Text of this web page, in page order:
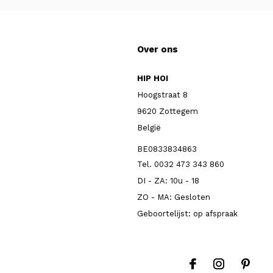
Over ons
HIP HOI
Hoogstraat 8
9620 Zottegem
België
BE0833834863
Tel. 0032 473 343 860
DI - ZA: 10u - 18
ZO - MA: Gesloten
Geboortelijst: op afspraak